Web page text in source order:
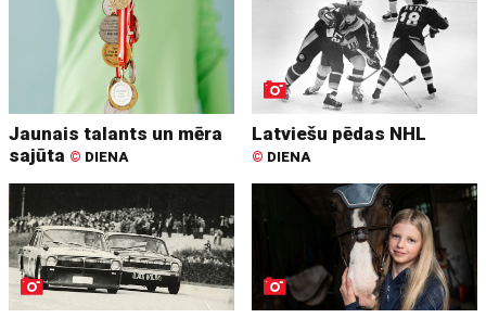
Jaunais talants un mēra
sajūta © DIENA
Latviešu pēdas NHL
© DIENA